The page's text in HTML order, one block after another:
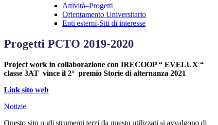
Attività–Progetti
Orientamento Universitario
Enti esterni-Siti di interesse
Progetti PCTO 2019-2020
Project work in collaborazione con IRECOOP “ EVELUX “
classe 3AT vince il 2° premio Storie di alternanza 2021
Link sito web
Notizie
Questo sito o gli strumenti terzi da questo utilizzati si avvalgono di